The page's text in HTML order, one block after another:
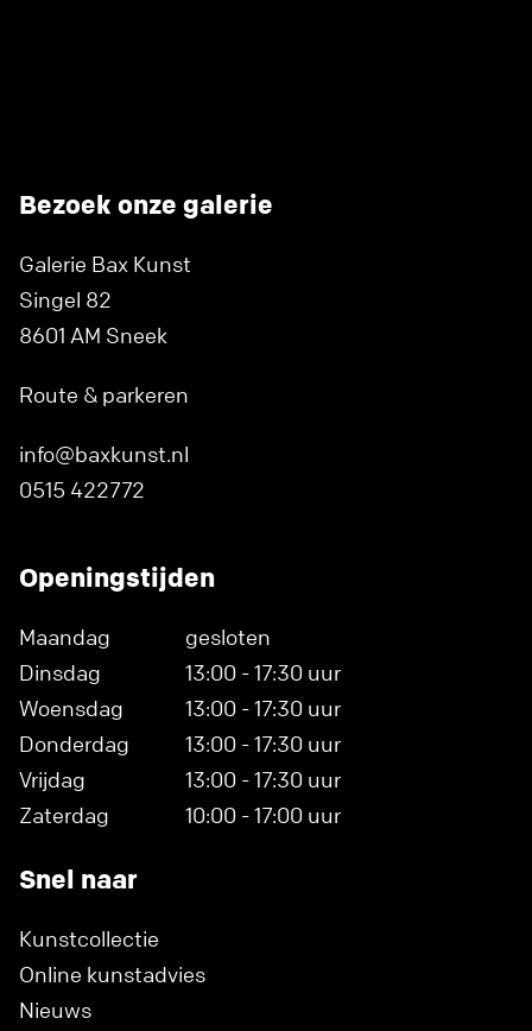
Bezoek onze galerie
Galerie Bax Kunst
Singel 82
8601 AM Sneek
Route & parkeren
info@baxkunst.nl
0515 422772
Openingstijden
Maandag
gesloten
Dinsdag
13:00 - 17:30 uur
Woensdag
13:00 - 17:30 uur
Donderdag
13:00 - 17:30 uur
Vrijdag
13:00 - 17:30 uur
Zaterdag
10:00 - 17:00 uur
Snel naar
Kunstcollectie
Online kunstadvies
Nieuws